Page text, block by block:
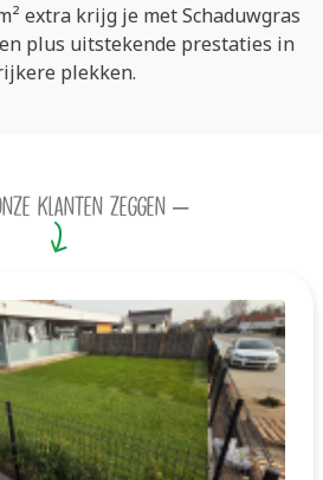
extra krijg je met Schaduwgras
plus uitstekende prestaties in
plekken.
klanten zeggen –